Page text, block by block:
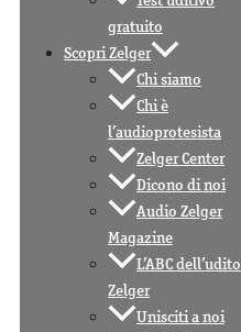
gratuito
Scopri Zelger
Chi siamo
Chi è
l’audioprotesista
Zelger Center
Dicono di noi
Audio Zelger
Magazine
L’ABC dell’udito
Zelger
Unisciti a noi